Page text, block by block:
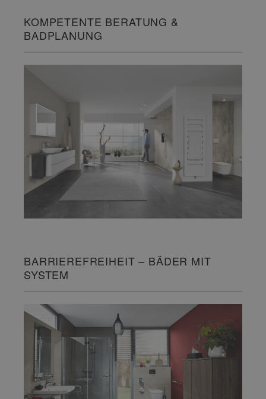
KOMPETENTE BERATUNG &
BADPLANUNG
BARRIEREFREIHEIT – BÄDER MIT
SYSTEM